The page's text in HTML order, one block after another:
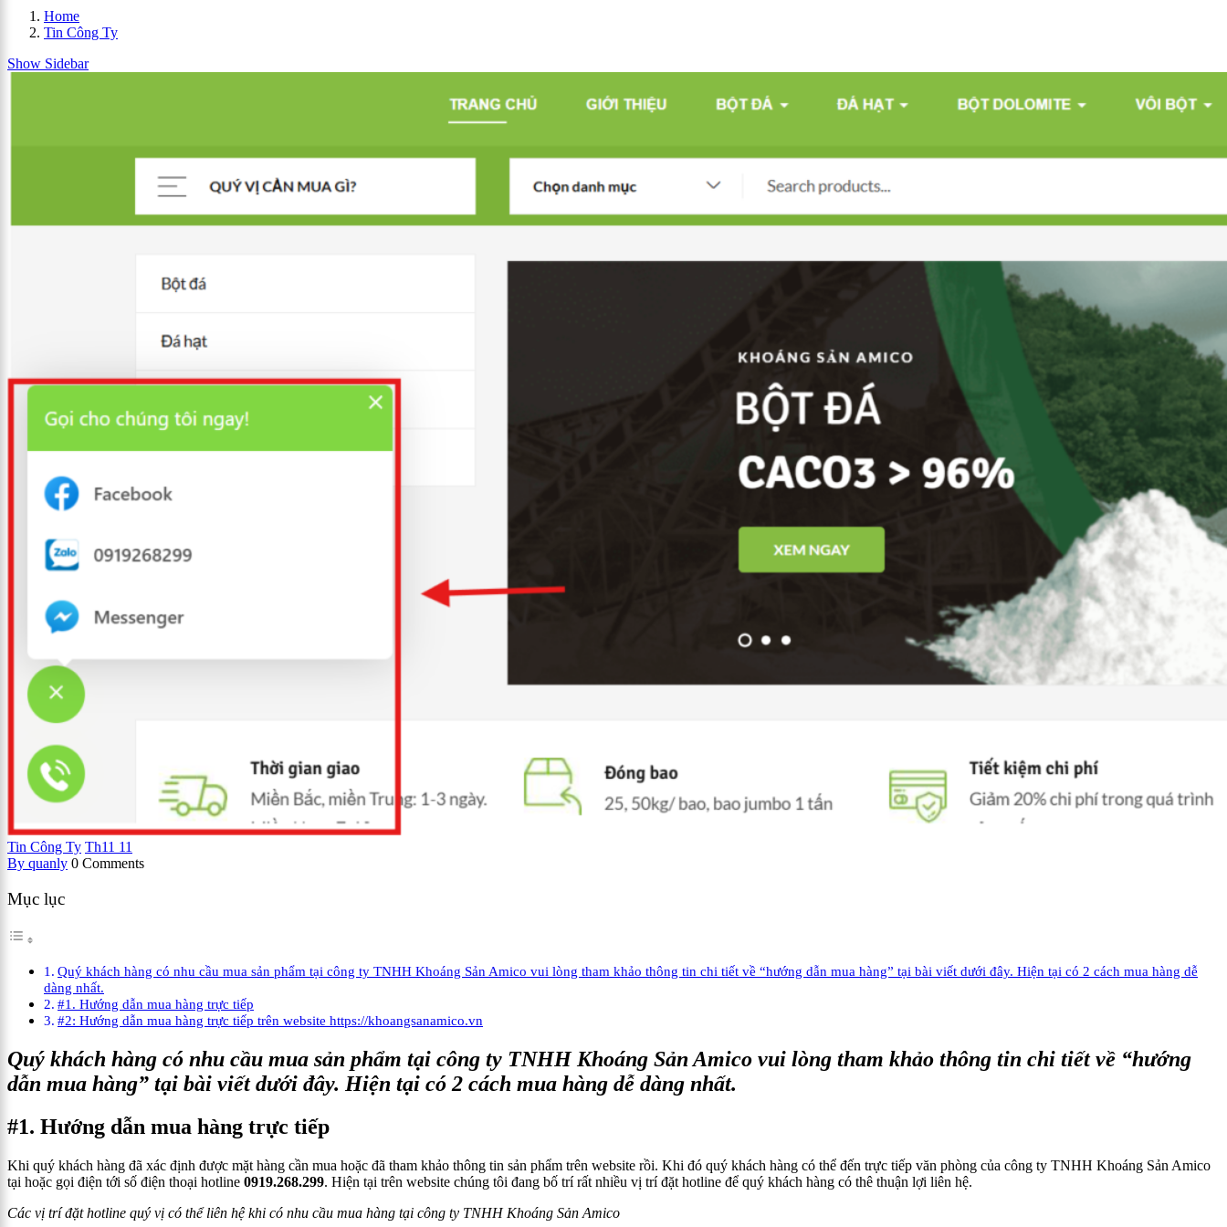
Home
Tin Công Ty
Show Sidebar
Tin Công Ty Th11 11
By quanly 0 Comments
Mục lục
Quý khách hàng có nhu cầu mua sản phẩm tại công ty TNHH Khoáng Sản Amico vui lòng tham khảo thông tin chi tiết về “hướng dẫn mua hàng” tại bài viết dưới đây. Hiện tại có 2 cách mua hàng dễ
dàng nhất.
#1. Hướng dẫn mua hàng trực tiếp
#2: Hướng dẫn mua hàng trực tiếp trên website https://khoangsanamico.vn
Quý khách hàng có nhu cầu mua sản phẩm tại công ty TNHH Khoáng Sản Amico vui lòng tham khảo thông tin chi tiết về “hướng
dẫn mua hàng” tại bài viết dưới đây. Hiện tại có 2 cách mua hàng dễ dàng nhất.
#1. Hướng dẫn mua hàng trực tiếp
Khi quý khách hàng đã xác định được mặt hàng cần mua hoặc đã tham khảo thông tin sản phẩm trên website rồi. Khi đó quý khách hàng có thể đến trực tiếp văn phòng của công ty TNHH Khoáng Sản Amico
tại hoặc gọi điện tới số điện thoại hotline 0919.268.299. Hiện tại trên website chúng tôi đang bố trí rất nhiều vị trí đặt hotline để quý khách hàng có thê thuận lợi liên hệ.
Các vị trí đặt hotline quý vị có thể liên hệ khi có nhu cầu mua hàng tại công ty TNHH Khoáng Sản Amico